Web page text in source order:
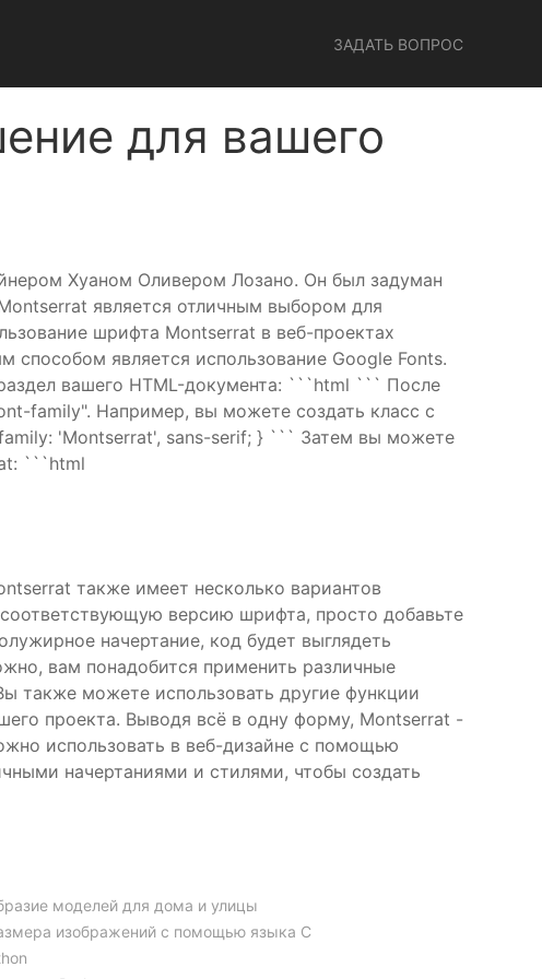
ЗАДАТЬ ВОПРОС
для вашего
Хуаном Оливером Лозано. Он был задуман
является отличным выбором для
шрифта Montserrat в веб-проектах
является использование Google Fonts.
вашего HTML-документа: ```html ``` После
family". Например, вы можете создать класс с
'Montserrat', sans-serif; } ``` Затем вы можете
```html
также имеет несколько вариантов
версию шрифта, просто добавьте
начертание, код будет выглядеть
вам понадобится применить различные
также можете использовать другие функции
проекта. Выводя всё в одну форму, Montserrat -
использовать в веб-дизайне с помощью
начертаниями и стилями, чтобы создать
моделей для дома и улицы
изображений с помощью языка C